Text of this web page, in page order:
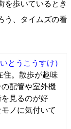
を歩いているとき
う、タイムズの看
いとうこうすけ）
住。散歩が趣味
配管や室外機
見るのが好
ノに気付いて